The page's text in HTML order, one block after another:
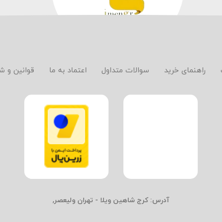
راهنمای خرید سوالات متداول اعتماد به ما قوانین و
آدرس: کرج شاهین ویلا - تهران ولیعصر,